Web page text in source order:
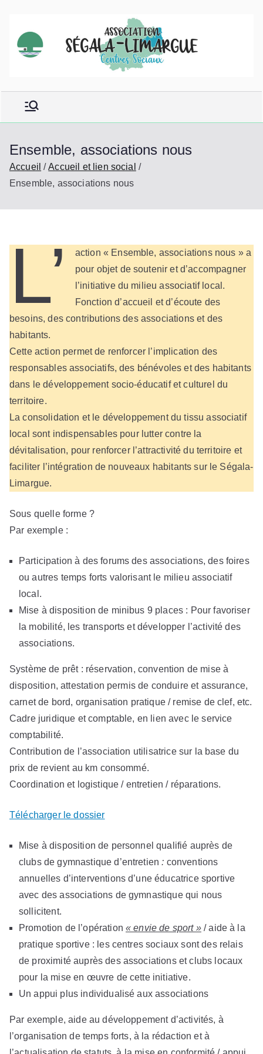
contenu
Ensemble, associations nous
Accueil
Accueil et lien social
Ensemble, associations nous
L’
action « Ensemble, associations nous » a
pour objet de soutenir et d’accompagner
l’initiative du milieu associatif local.
Fonction d’accueil et d’écoute des
besoins, des contributions des associations et des
habitants.
Cette action permet de renforcer l’implication des
responsables associatifs, des bénévoles et des habitants
dans le développement socio-éducatif et culturel du
territoire.
La consolidation et le développement du tissu associatif
local sont indispensables pour lutter contre la
dévitalisation, pour renforcer l’attractivité du territoire et
faciliter l’intégration de nouveaux habitants sur le Ségala-
Limargue.
Sous quelle forme ?
Par exemple :
Participation à des forums des associations, des foires
ou autres temps forts valorisant le milieu associatif
local.
Mise à disposition de minibus 9 places : Pour favoriser
la mobilité, les transports et développer l’activité des
associations.
Système de prêt : réservation, convention de mise à
disposition, attestation permis de conduire et assurance,
carnet de bord, organisation pratique / remise de clef, etc.
Cadre juridique et comptable, en lien avec le service
comptabilité.
Contribution de l’association utilisatrice sur la base du
prix de revient au km consommé.
Coordination et logistique / entretien / réparations.
Télécharger le dossier
Mise à disposition de personnel qualifié auprès de
clubs de gymnastique d’entretien : conventions
annuelles d’interventions d’une éducatrice sportive
avec des associations de gymnastique qui nous
sollicitent.
Promotion de l’opération « envie de sport »/ aide à la
pratique sportive : les centres sociaux sont des relais
de proximité auprès des associations et clubs locaux
pour la mise en œuvre de cette initiative.
Un appui plus individualisé aux associations
Par exemple, aide au développement d’activités, à
l’organisation de temps forts, à la rédaction et à